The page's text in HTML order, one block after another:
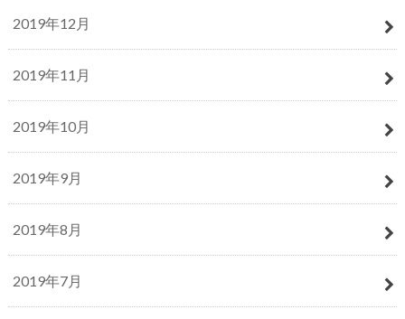
2019年12月
2019年11月
2019年10月
2019年9月
2019年8月
2019年7月